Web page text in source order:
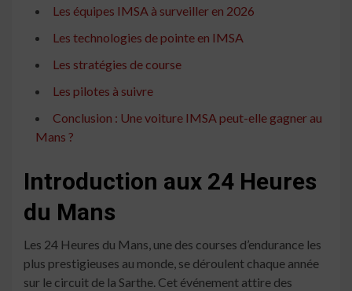
Les équipes IMSA à surveiller en 2026
Les technologies de pointe en IMSA
Les stratégies de course
Les pilotes à suivre
Conclusion : Une voiture IMSA peut-elle gagner au
Mans ?
Introduction aux 24 Heures
du Mans
Les 24 Heures du Mans, une des courses d’endurance les
plus prestigieuses au monde, se déroulent chaque année
sur le circuit de la Sarthe. Cet événement attire des